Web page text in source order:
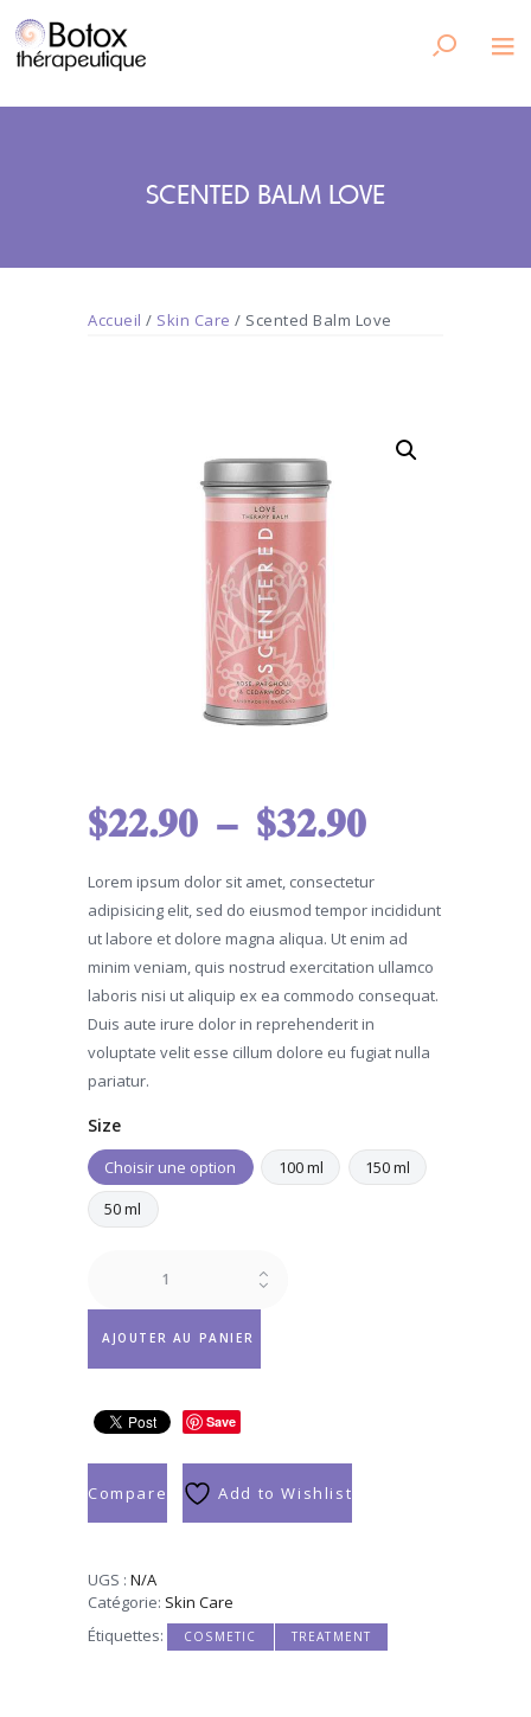
SCENTED BALM LOVE
Accueil / Skin Care / Scented Balm Love
$22.90 – $32.90
de
prix :
$22.90
à
$32.90
Lorem ipsum dolor sit amet, consectetur
adipisicing elit, sed do eiusmod tempor incididunt
ut labore et dolore magna aliqua. Ut enim ad
minim veniam, quis nostrud exercitation ullamco
laboris nisi ut aliquip ex ea commodo consequat.
Duis aute irure dolor in reprehenderit in
voluptate velit esse cillum dolore eu fugiat nulla
pariatur.
Size
Choisir une option 100 ml
150 ml
50 ml
Scented
Balm
Love
AJOUTER AU PANIER
Save
Compare Add to Wishlist
UGS : N/A
Catégorie: Skin Care
Étiquettes:
COSMETIC TREATMENT